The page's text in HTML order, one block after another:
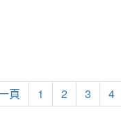
頁 1 2 3 4